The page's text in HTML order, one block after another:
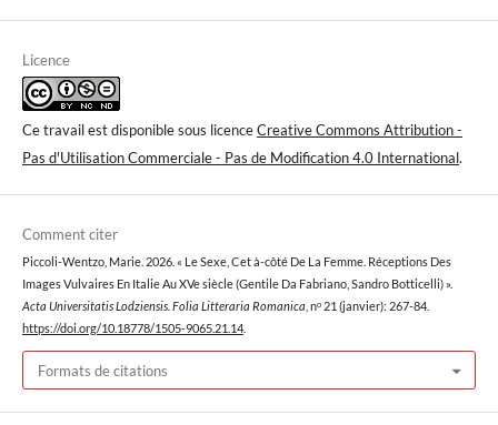
Licence
Ce travail est disponible sous licenceCreative Commons Attribution -
Pas d'Utilisation Commerciale - Pas de Modification 4.0 International.
Comment citer
Piccoli-Wentzo, Marie. 2026. « Le Sexe, Cet à-côté De La Femme. Réceptions Des
Images Vulvaires En Italie Au XVe siècle (Gentile Da Fabriano, Sandro Botticelli) ».
Acta Universitatis Lodziensis. Folia Litteraria Romanica , nᵒ 21 (janvier): 267-84.
https://doi.org/10.18778/1505-9065.21.14.
Formats de citations